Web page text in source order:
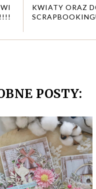
KWIATY ORAZ
POSTY: